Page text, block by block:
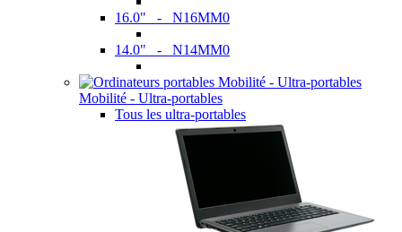
16.0" - N16MM0
14.0" - N14MM0
Mobilité - Ultra-portables
Tous les ultra-portables